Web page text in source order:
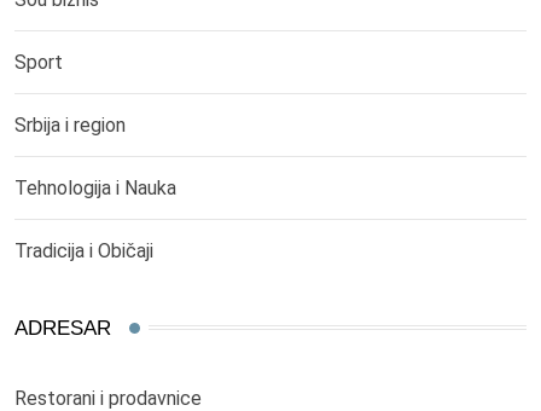
Sport
Srbija i region
Tehnologija i Nauka
Tradicija i Običaji
ADRESAR
Restorani i prodavnice